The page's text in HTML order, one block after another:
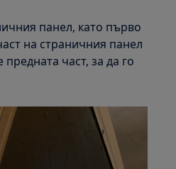
панел, като първо
на страничния панел
предната част, за да го